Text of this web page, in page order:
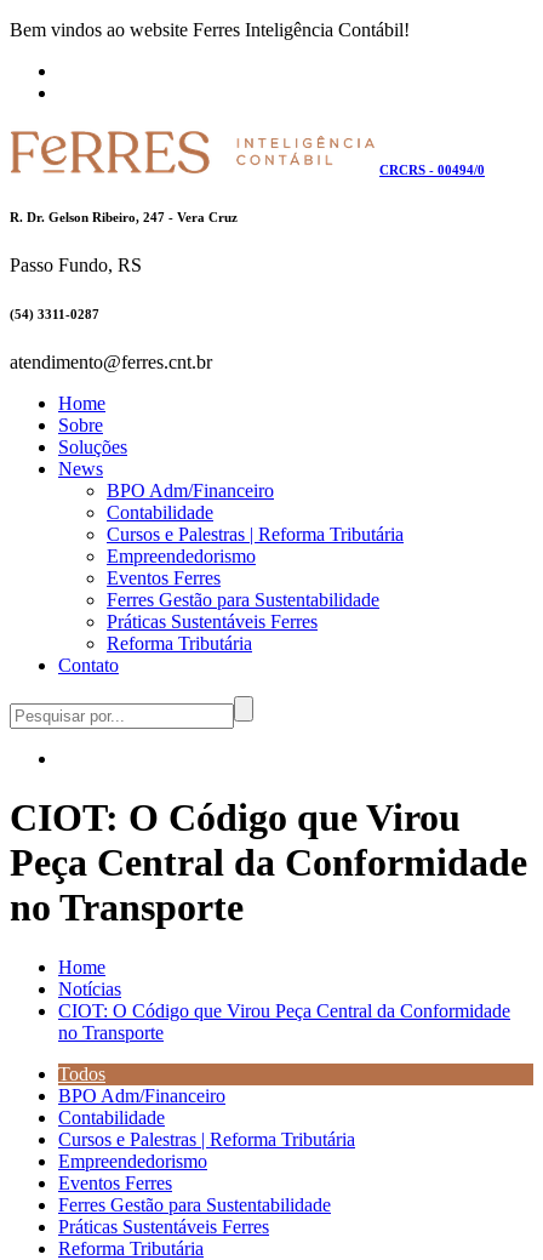
Bem vindos ao website Ferres Inteligência Contábil!
CRCRS - 00494/0
R. Dr. Gelson Ribeiro, 247 - Vera Cruz
Passo Fundo, RS
(54) 3311-0287
atendimento@ferres.cnt.br
Home
Sobre
Soluções
News
BPO Adm/Financeiro
Contabilidade
Cursos e Palestras | Reforma Tributária
Empreendedorismo
Eventos Ferres
Ferres Gestão para Sustentabilidade
Práticas Sustentáveis Ferres
Reforma Tributária
Contato
CIOT: O Código que Virou
Peça Central da Conformidade
no Transporte
Home
Notícias
CIOT: O Código que Virou Peça Central da Conformidade
no Transporte
Todos
BPO Adm/Financeiro
Contabilidade
Cursos e Palestras | Reforma Tributária
Empreendedorismo
Eventos Ferres
Ferres Gestão para Sustentabilidade
Práticas Sustentáveis Ferres
Reforma Tributária